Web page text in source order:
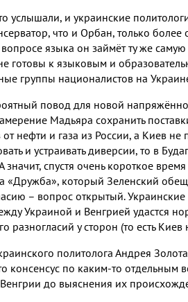
услышали, и украинские
, что и Орбан, только
языка он займёт ту же
готовы к языковым и
группы националистов на
повод для новой
Мадьяра сохранить
нефти и газа из России, а Киев не
и устраивать диверсии, то в
значит, спустя очень короткое
«Дружба», который Зеленский
– вопрос открытый.
Украиной и Венгрией удастся
разногласий у сторон (то есть
политолога Андрея
консенсус по каким-то отдельным
до выяснения их